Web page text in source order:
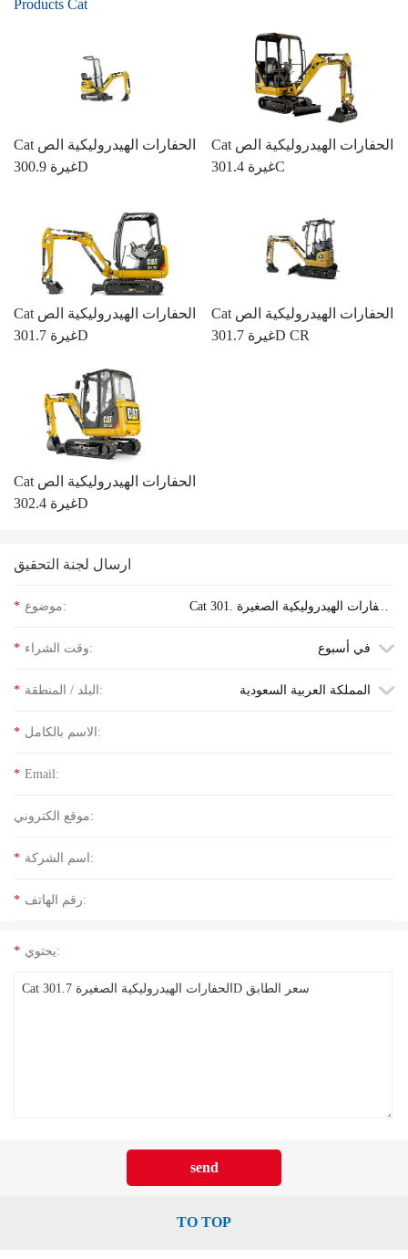
Products Cat
Cat الحفارات الهيدروليكية الص
غيرة 300.9D
Cat الحفارات الهيدروليكية الص
غيرة 301.4C
Cat الحفارات الهيدروليكية الص
غيرة 301.7D
Cat الحفارات الهيدروليكية الص
غيرة 301.7D CR
Cat الحفارات الهيدروليكية الص
غيرة 302.4D
ارسال لجنة التحقيق
* موضوع: Cat الحفارات الهيدروليكية الصغيرة 301.
7D استفسر عن سعر الكلمة * وقت الشراء: في أسبوع
* البلد / المنطقة: المملكة العربية السعودية
* الاسم بالكامل:
* Email:
موقع الكتروني:
* اسم الشركة:
* رقم الهاتف:
* يحتوي:
TO TOP